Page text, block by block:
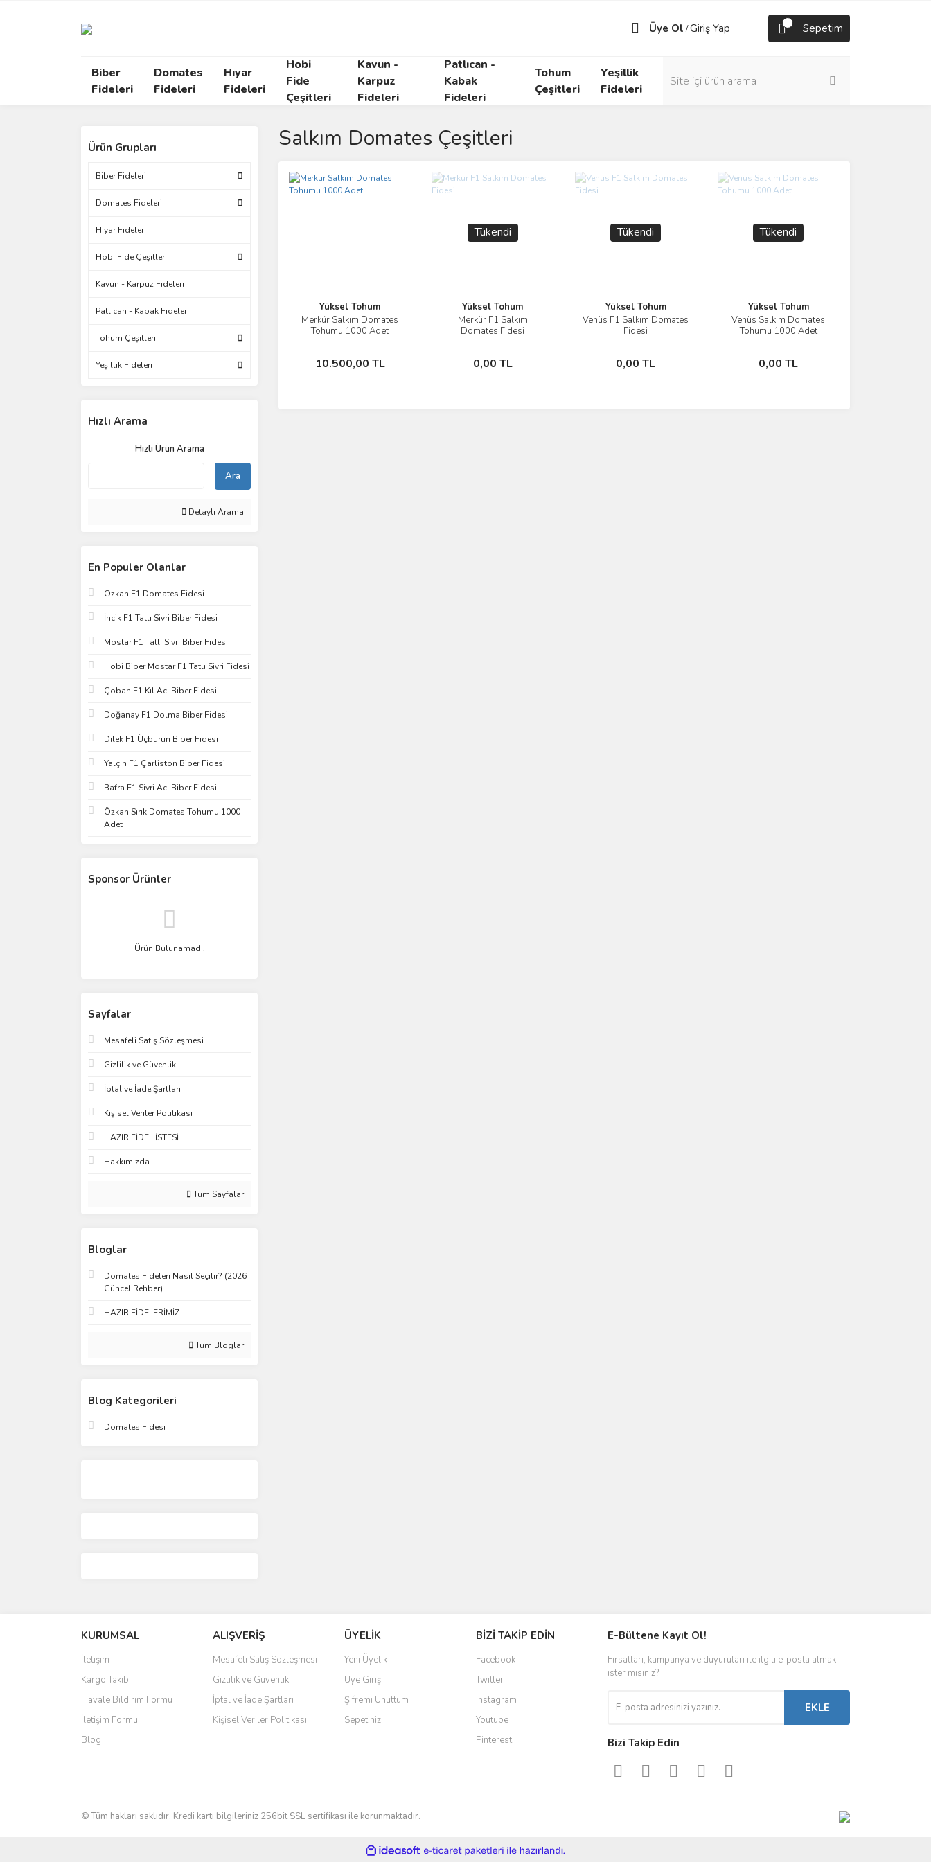
Üye Ol /Giriş Yap Sepetim
Biber
Fideleri
Domates
Fideleri
Hıyar
Fideleri
Hobi
Fide
Çeşitleri
Kavun -
Karpuz
Fideleri
Patlıcan -
Kabak
Fideleri
Tohum
Çeşitleri
Yeşillik
Fideleri
Ürün Grupları
Biber Fideleri
Domates Fideleri
Hıyar Fideleri
Hobi Fide Çeşitleri
Kavun - Karpuz Fideleri
Patlıcan - Kabak Fideleri
Tohum Çeşitleri
Yeşillik Fideleri
Hızlı Arama
Hızlı Ürün Arama
Ara
Detaylı Arama
En Populer Olanlar
Özkan F1 Domates Fidesi
İncik F1 Tatlı Sivri Biber Fidesi
Mostar F1 Tatlı Sivri Biber Fidesi
Hobi Biber Mostar F1 Tatlı Sivri Fidesi
Çoban F1 Kıl Acı Biber Fidesi
Doğanay F1 Dolma Biber Fidesi
Dilek F1 Üçburun Biber Fidesi
Yalçın F1 Çarliston Biber Fidesi
Bafra F1 Sivri Acı Biber Fidesi
Özkan Sırık Domates Tohumu 1000
Adet
Sponsor Ürünler
Ürün Bulunamadı.
Sayfalar
Mesafeli Satış Sözleşmesi
Gizlilik ve Güvenlik
İptal ve İade Şartları
Kişisel Veriler Politikası
HAZIR FİDE LİSTESİ
Hakkımızda
Tüm Sayfalar
Bloglar
Domates Fideleri Nasıl Seçilir? (2026
Güncel Rehber)
HAZIR FİDELERİMİZ
Tüm Bloglar
Blog Kategorileri
Domates Fidesi
Salkım Domates Çeşitleri
Yüksel Tohum
Merkür Salkım Domates
Tohumu 1000 Adet
10.500,00 TL
İncele
Sepete Ekle
Tükendi
Yüksel Tohum
Merkür F1 Salkım
Domates Fidesi
0,00 TL
İncele
Stokta Yok
Tükendi
Yüksel Tohum
Venüs F1 Salkım Domates
Fidesi
0,00 TL
İncele
Stokta Yok
Tükendi
Yüksel Tohum
Venüs Salkım Domates
Tohumu 1000 Adet
0,00 TL
İncele
Stokta Yok
KURUMSAL
İletişim
Kargo Takibi
Havale Bildirim Formu
İletişim Formu
Blog
ALIŞVERİŞ
Mesafeli Satış Sözleşmesi
Gizlilik ve Güvenlik
İptal ve İade Şartları
Kişisel Veriler Politikası
ÜYELİK
Yeni Üyelik
Üye Girişi
Şifremi Unuttum
Sepetiniz
BİZİ TAKİP EDİN
Facebook
Twitter
Instagram
Youtube
Pinterest
E-Bültene Kayıt Ol!
Fırsatları, kampanya ve duyuruları ile ilgili e-posta almak
ister misiniz?
EKLE
Bizi Takip Edin
© Tüm hakları saklıdır. Kredi kartı bilgileriniz 256bit SSL sertifikası ile korunmaktadır.
ideasoft
e-